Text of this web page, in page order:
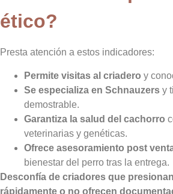
ético?
Presta atención a estos indicadores:
Permite visitas al criadero y
Se especializa en Schnauzers y
demostrable.
Garantiza la salud del cachorro
veterinarias y genéticas.
Ofrece asesoramiento post
bienestar del perro tras la entrega.
Desconfía de criadores que
rápidamente o no ofrecen